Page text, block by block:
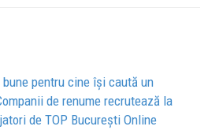
pentru cine își caută un
de renume recrutează la
de TOP București Online